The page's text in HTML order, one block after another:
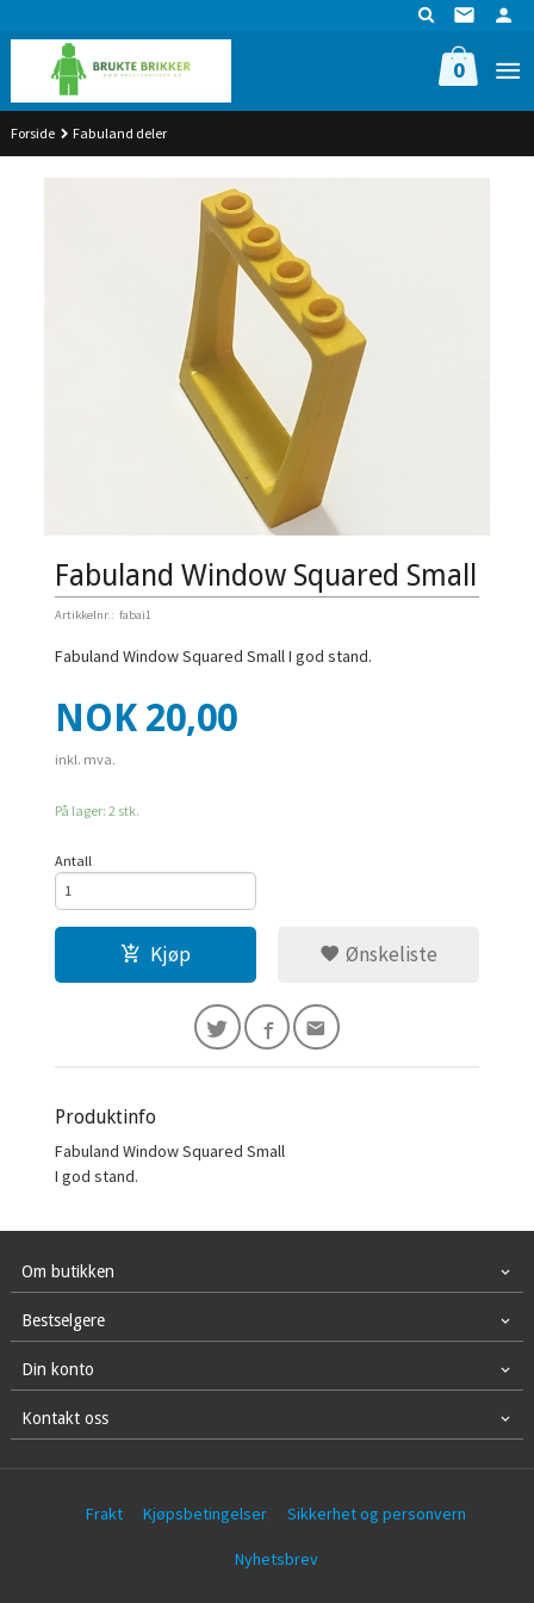
til
innholdet
0
Forside Fabuland deler
Fabuland Window Squared Small
Artikkelnr.: fabai1
Fabuland Window Squared Small I god stand.
Pris
NOK 20,00
inkl. mva.
På lager: 2 stk.
Antall
Kjøp Ønskeliste
Produktinfo
Fabuland Window Squared Small
I god stand.
Om butikken
Bestselgere
Din konto
Kontakt oss
Frakt Kjøpsbetingelser Sikkerhet og personvern
Nyhetsbrev